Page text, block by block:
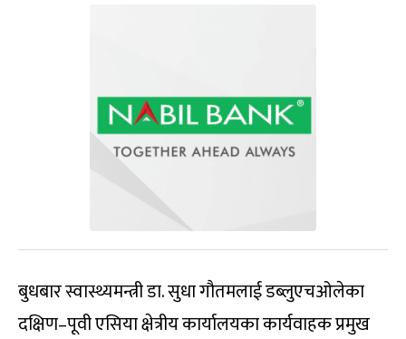
बुधबार स्वास्थ्यमन्त्री डा. सुधा गौतमलाई डब्लुएचओलेका
दक्षिण–पूवी एसिया क्षेत्रीय कार्यालयका कार्यवाहक प्रमुख